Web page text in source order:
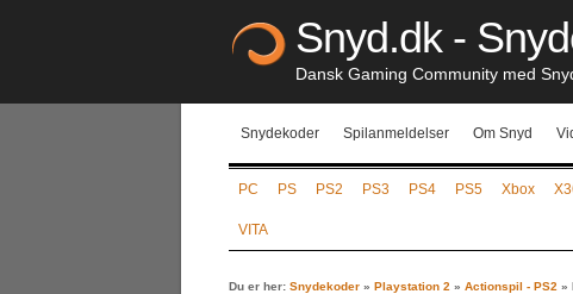
Snyd.dk -
Dansk Gaming Community med
Snydekoder Spilanmeldelser Om Snyd
PC PS PS2 PS3 PS4 PS5 Xbox
VITA
Du er her: Snydekoder » Playstation 2 » Actionspil - PS2 »